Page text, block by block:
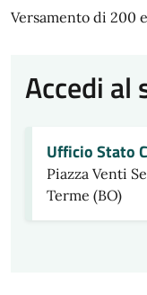
Versamento di 200
Accedi al
Ufficio Stato
Piazza Venti
Terme (BO)